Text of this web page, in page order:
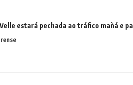
estará pechada ao tráfico mañá e